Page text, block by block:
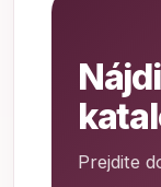
Prejdite